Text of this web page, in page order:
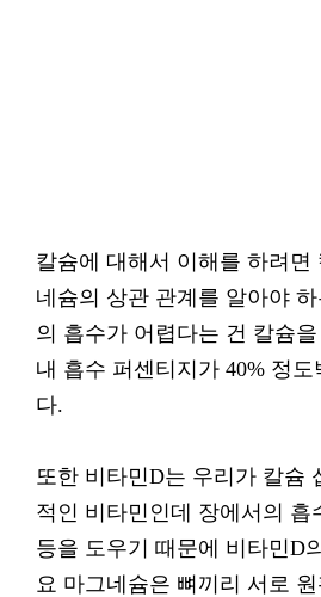
칼슘에 대해서 이해를 하려면
네슘의 상관 관계를 알아야
의 흡수가 어렵다는 건 칼슘을
내 흡수 퍼센티지가 40% 정도
다.
또한 비타민D는 우리가 칼슘
적인 비타민인데 장에서의 흡
등을 도우기 때문에 비타민D
요 마그네슘은 뼈끼리 서로